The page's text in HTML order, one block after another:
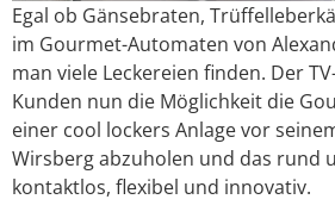
Egal ob Gänsebraten,
im Gourmet-Automaten von
man viele Leckereien finden. Der
Kunden nun die Möglichkeit die
einer cool lockers Anlage vor
Wirsberg abzuholen und das rund
kontaktlos, flexibel und innovativ.